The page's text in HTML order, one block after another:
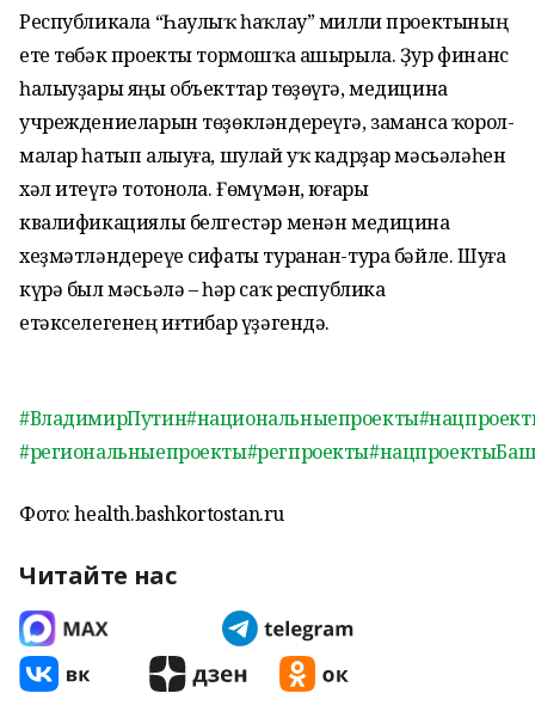
Республикала “Һаулыҡ һаҡлау” милли проектының
ете төбәк проекты тормошҡа ашырыла. Ҙур финанс
һалыуҙары яңы объекттар төҙөүгә, медицина
учреждениеларын тө­ҙөкләндереүгә, заманса ҡорол­
малар һатып алыуға, шулай уҡ кадрҙар мәсьәләһен
хәл итеүгә тотонола. Ғөмүмән, юғары
квалификациялы белгестәр менән медицина
хеҙмәтләндереүе сифаты туранан-тура бәйле. Шуға
күрә был мәсьәлә – һәр саҡ республика
етәкселегенең иғтибар үҙәгендә.
#ВладимирПутин#национальныепроекты
#региональныепроекты#регпроекты
Фото: health.bashkortostan.ru
Читайте нас